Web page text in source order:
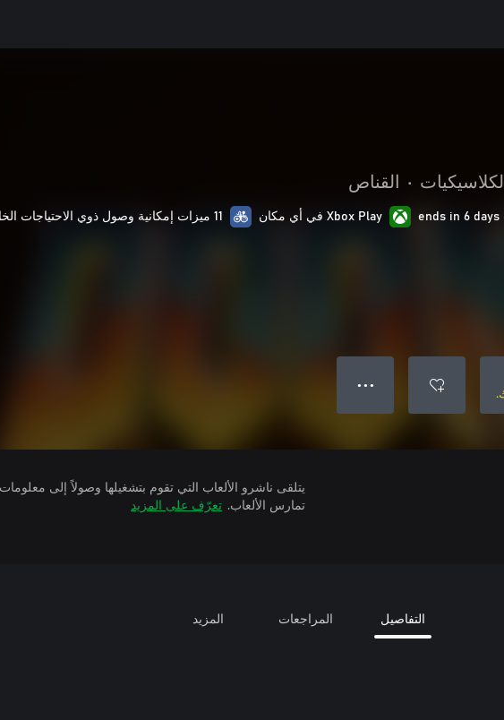
الكلاسيكيات • القناص
Xbox Play في أي مكان 11 ميزات إمكانية وصول ذوي الاحتياجات الخاصة
● ● ●
تمارس الألعاب. تعرّف على المزيد
التفاصيل المراجعات المزيد